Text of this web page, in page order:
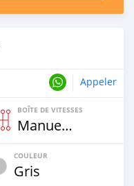
Appeler
BOÎTE DE VITESSES
Manuelle
COULEUR
Gris